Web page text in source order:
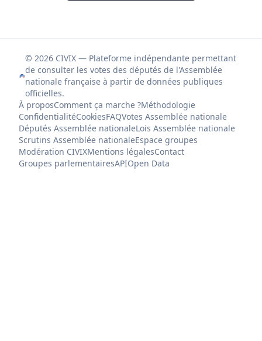
© 2026 CIVIX — Plateforme indépendante permettant
de consulter les votes des députés de l'Assemblée
nationale française à partir de données publiques
officielles.
À proposComment ça marche ?Méthodologie
ConfidentialitéCookiesFAQVotes Assemblée nationale
Députés Assemblée nationaleLois Assemblée nationale
Scrutins Assemblée nationaleEspace groupes
Modération CIVIXMentions légalesContact
Groupes parlementairesAPIOpen Data